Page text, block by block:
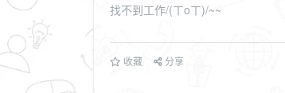
找不到工作/(ㄒoㄒ)/~~
收藏 分享